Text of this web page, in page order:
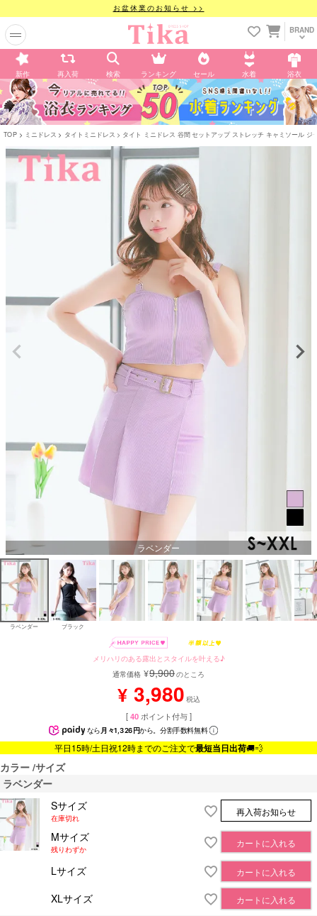
お盆休業のお知らせ >>
BRAND
新作 再入荷 検索 ランキング セール 水着 浴衣
TOP ミニドレス タイトミニドレス タイト ミニドレス 谷間 セットアップ ストレッチ キャミソール
ラベンダー
ラベンダー ブラック
メリハリのある露出とスタイルを叶える♪
通常価格 ¥9,900のところ
¥ 3,980 税込
[ 40 ポイント付与 ]
なら月々1,326円から。分割手数料無料
平日15時/土日祝12時までのご注文で最短当日出荷🚚💨
カラー サイズ
ラベンダー
Sサイズ
在庫切れ
再入荷お知らせ
Mサイズ
残りわずか
カートに入れる
Lサイズ カートに入れる
XLサイズ カートに入れる